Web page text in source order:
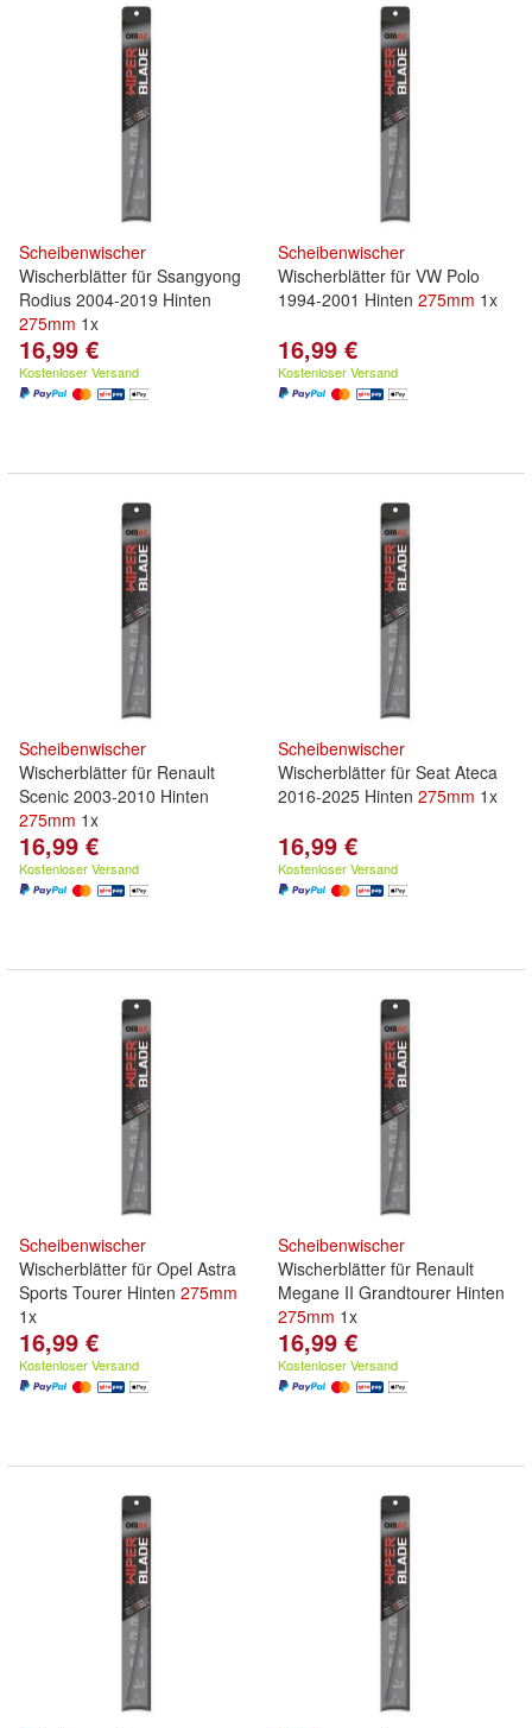
Scheibenwischer
Wischerblätter für Ssangyong
Rodius 2004-2019 Hinten
275mm 1x
16,99 €
Kostenloser Versand
Scheibenwischer
Wischerblätter für VW Polo
1994-2001 Hinten 275mm 1x
16,99 €
Kostenloser Versand
Scheibenwischer
Wischerblätter für Renault
Scenic 2003-2010 Hinten
275mm 1x
16,99 €
Kostenloser Versand
Scheibenwischer
Wischerblätter für Seat Ateca
2016-2025 Hinten 275mm 1x
16,99 €
Kostenloser Versand
Scheibenwischer
Wischerblätter für Opel Astra
Sports Tourer Hinten 275mm
1x
16,99 €
Kostenloser Versand
Scheibenwischer
Wischerblätter für Renault
Megane II Grandtourer Hinten
275mm 1x
16,99 €
Kostenloser Versand